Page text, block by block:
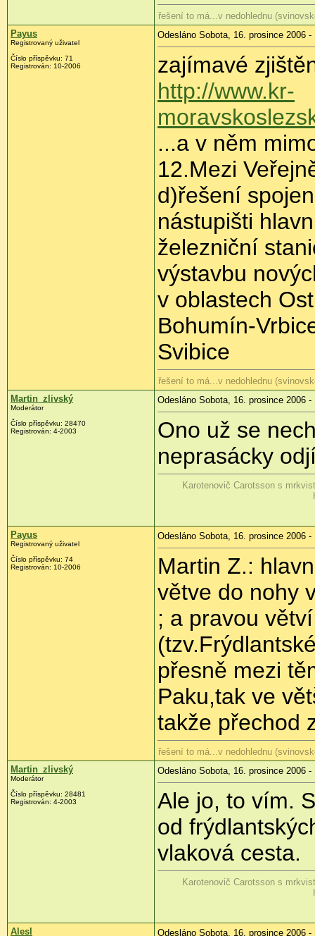
řešení to má...v nedohlednu
Payus
Registrovaný uživatel
Číslo příspěvku: 71
Registrován: 10-2006
Odesláno Sobota, 16. prosince 2006 -
zajímavé
http://www.kr-
...a v něm
12.Mezi
d)řešení
nástupišti
železniční
výstavbu
v oblastech
Bohumín-
Svibice
řešení to má...v nedohlednu
Martin_zlivský
Moderátor
Číslo příspěvku: 28470
Registrován: 4-2003
Odesláno Sobota, 16. prosince 2006 -
Ono už se
neprasácky
Karotenovič Carotsson s
Payus
Registrovaný uživatel
Číslo příspěvku: 74
Registrován: 10-2006
Odesláno Sobota, 16. prosince 2006 -
Martin Z.:
větve do nohy
; a pravou
přesně mezi
Paku,tak ve
takže přechod
řešení to má...v nedohlednu
Martin_zlivský
Moderátor
Číslo příspěvku: 28481
Registrován: 4-2003
Odesláno Sobota, 16. prosince 2006 -
Ale jo, to vím.
od
vlaková cesta.
Karotenovič Carotsson s
Alesl Odesláno Sobota, 16. prosince 2006 -